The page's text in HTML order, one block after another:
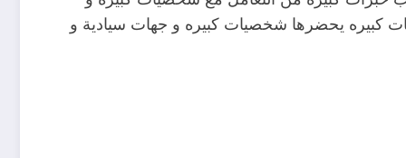
كبيره يحضرها شخصيات كبيره و جهات سيادية و